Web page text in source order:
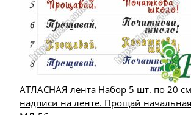
АТЛАСНАЯ лента Набор 5 шт. по 20
надписи на ленте. Прощай